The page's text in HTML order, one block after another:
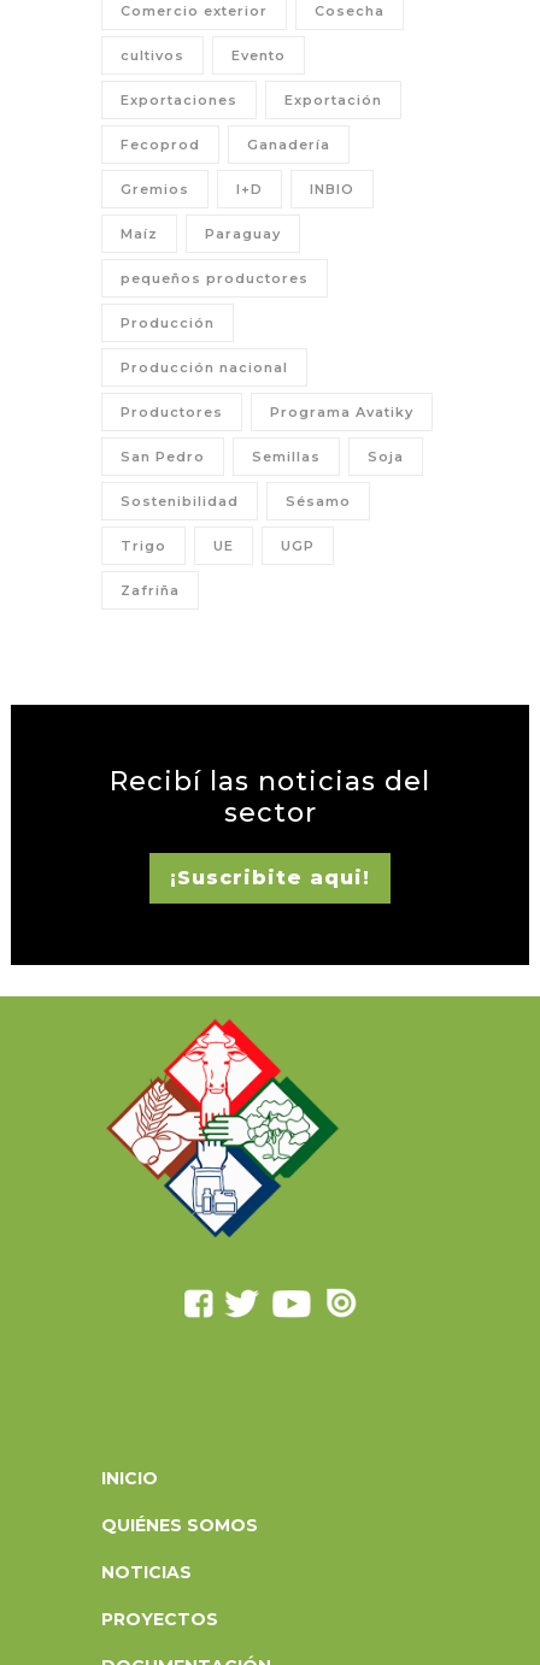
Comercio exterior Cosecha
cultivos Evento
Exportaciones Exportación
Fecoprod Ganadería
Gremios I+D INBIO
Maíz Paraguay
pequeños productores
Producción
Producción nacional
Productores Programa Avatiky
San Pedro Semillas Soja
Sostenibilidad Sésamo
Trigo UE UGP
Zafriña
Recibí las noticias del
sector
¡Suscribite aqui!
INICIO
QUIÉNES SOMOS
NOTICIAS
PROYECTOS